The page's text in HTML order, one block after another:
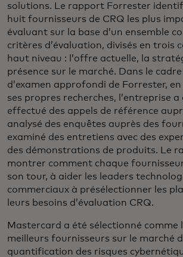
solutions. Le rapport Forrester
huit fournisseurs de CRQ les plus
évaluant sur la base d’un ensemble
critères d’évaluation, divisés en trois
haut niveau : l’offre actuelle, la
présence sur le marché. Dans le
d’examen approfondi de Forrester,
ses propres recherches, l’entreprise
effectué des appels de référence
analysé des enquêtes auprès des
examiné des entretiens avec des
des démonstrations de produits. Le
montrer comment chaque
son tour, à aider les leaders
commerciaux à présélectionner les
leurs besoins d’évaluation CRQ.
Mastercard a été sélectionné comme
meilleurs fournisseurs sur le marché
quantification des risques